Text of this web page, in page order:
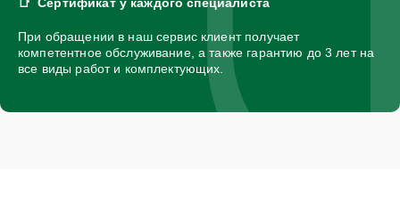
При обращении в наш сервис клиент получает
компетентное обслуживание, а также гарантию до 3 лет на
все виды работ и комплектующих.